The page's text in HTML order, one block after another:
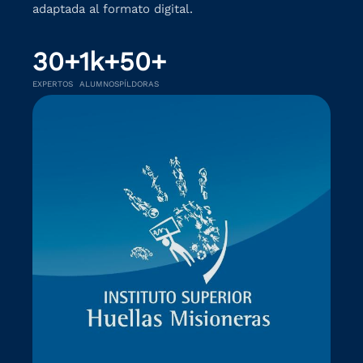
adaptada al formato digital.
30+
EXPERTOS
1k+
ALUMNOS
50+
PÍLDORAS